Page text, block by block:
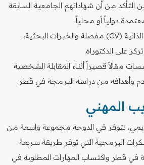
من أن شهاداتهم الجامعية السابقة
دولياً أو محلياً.
يجب إرفاق السيرة الذاتية (CV) مفصلة والخبرات البحثية،
على الدكتوراه.
مقالاً قصيراً أثناء المقابلة الشخصية
وأهدافه من دراسة البرمجة في قطر.
المهني
تتوفر في الدوحة مجموعة واسعة من
البرمجية التي توفر طريقة سريعة
في قطر واكتساب المهارات المطلوبة في